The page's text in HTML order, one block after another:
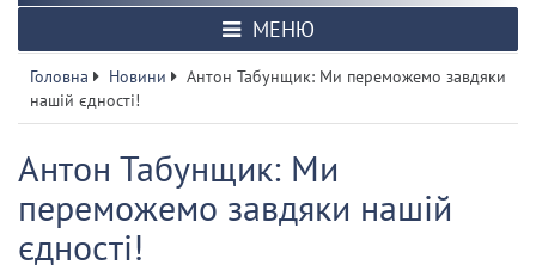
МЕНЮ
Головна Новини
Антон Табунщик: Ми переможемо завдяки
нашій єдності!
Антон Табунщик: Ми
переможемо завдяки нашій
єдності!